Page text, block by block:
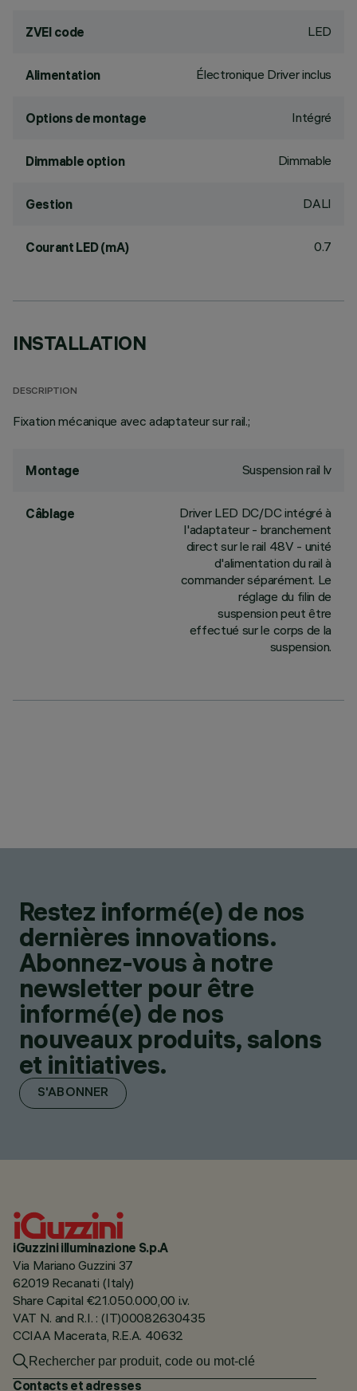
ZVEI code LED
Alimentation Électronique Driver inclus
Options de montage Intégré
Dimmable option Dimmable
Gestion DALI
Courant LED (mA) 0.7
INSTALLATION
DESCRIPTION
Fixation mécanique avec adaptateur sur rail.;
Montage Suspension rail lv
Câblage
Driver LED DC/DC intégré à
l'adaptateur - branchement
direct sur le rail 48V - unité
d'alimentation du rail à
commander séparément. Le
réglage du filin de
suspension peut être
effectué sur le corps de la
suspension.
Restez informé(e) de nos
dernières innovations.
Abonnez-vous à notre
newsletter pour être
informé(e) de nos
nouveaux produits, salons
et initiatives.
S'ABONNER
iGuzzini illuminazione S.p.A
Via Mariano Guzzini 37
62019 Recanati (Italy)
Share Capital €21.050.000,00 i.v.
VAT N. and R.I. : (IT)00082630435
CCIAA Macerata, R.E.A. 40632
Contacts et adresses